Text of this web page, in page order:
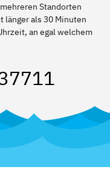
Standorten
als 30 Minuten
an egal welchem